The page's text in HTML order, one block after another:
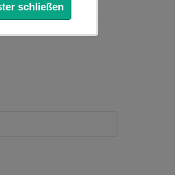
schließen